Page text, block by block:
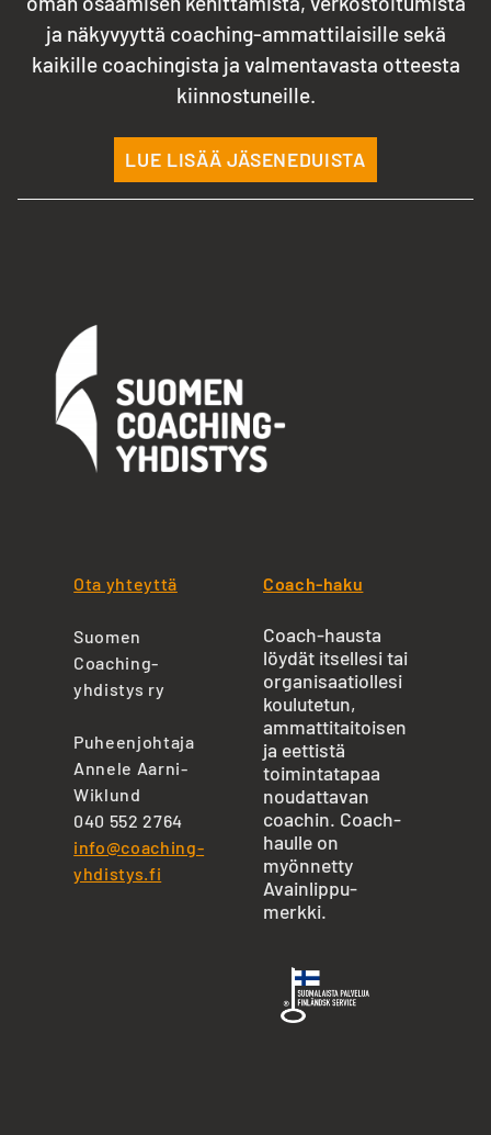
ja näkyvyyttä coaching-ammattilaisille sekä
kaikille coachingista ja valmentavasta otteesta
kiinnostuneille.
LUE LISÄÄ JÄSENEDUISTA
Ota yhteyttä
Suomen
Coaching-
yhdistys ry
Puheenjohtaja
Annele Aarni-
Wiklund
040 552 2764
info@coaching-
yhdistys.fi
Coach-haku
Coach-hausta
löydät itsellesi tai
organisaatiollesi
koulutetun,
ammattitaitoisen
ja eettistä
toimintatapaa
noudattavan
coachin. Coach-
haulle on
myönnetty
Avainlippu-
merkki.